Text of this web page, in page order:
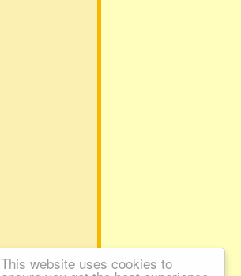
This website uses cookies to